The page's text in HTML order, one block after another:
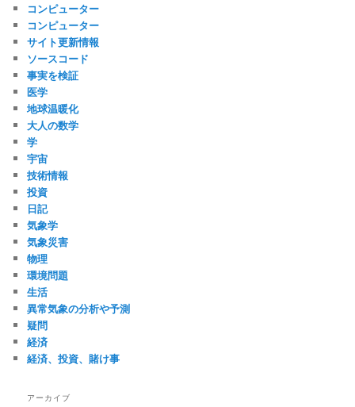
コンピューター
コンピューター
サイト更新情報
ソースコード
事実を検証
医学
地球温暖化
大人の数学
学
宇宙
技術情報
投資
日記
気象学
気象災害
物理
環境問題
生活
異常気象の分析や予測
疑問
経済
経済、投資、賭け事
アーカイブ